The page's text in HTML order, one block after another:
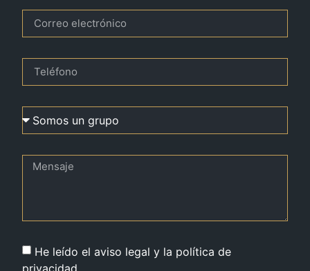
He leído el aviso legal y la política de
privacidad